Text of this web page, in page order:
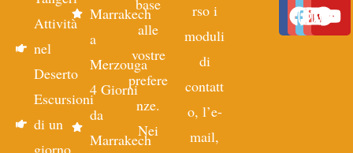
Attività
nel
Deserto
Escursioni
di un
Marrakech
a
Merzouga
4 Giorni
da
Marrakech
base
alle
vostre
prefere
nze.
Nei
rso i
moduli
di
contatt
o, l’e-
mail,